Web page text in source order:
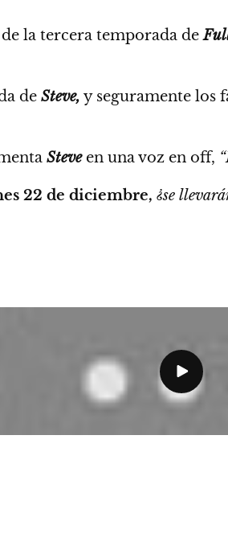
la tercera temporada de
de Steve, y seguramente los
Steveen una voz en off,
22 de diciembre, ¿se